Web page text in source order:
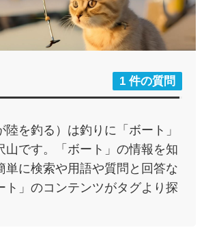
1 件の質問
陸を釣る）は釣りに「ボート」
山です。「ボート」の情報を知
単に検索や用語や質問と回答な
ト」のコンテンツがタグより探